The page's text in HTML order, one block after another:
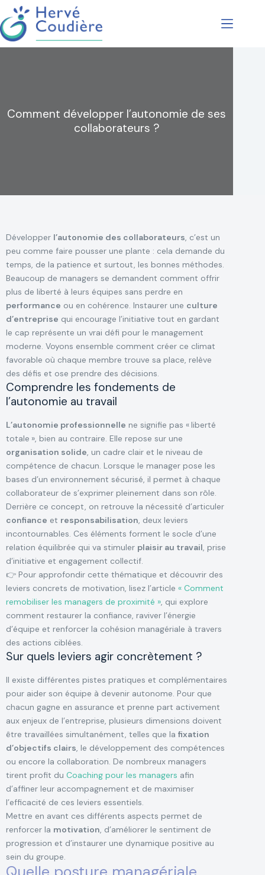
Comment développer l’autonomie de ses
collaborateurs ?
Développer l’autonomie des collaborateurs, c’est un
peu comme faire pousser une plante : cela demande du
temps, de la patience et surtout, les bonnes méthodes.
Beaucoup de managers se demandent comment offrir
plus de liberté à leurs équipes sans perdre en
performance ou en cohérence. Instaurer une culture
d’entreprise qui encourage l’initiative tout en gardant
le cap représente un vrai défi pour le management
moderne. Voyons ensemble comment créer ce climat
favorable où chaque membre trouve sa place, relève
des défis et ose prendre des décisions.
Comprendre les fondements de
l’autonomie au travail
L’autonomie professionnelle ne signifie pas « liberté
totale », bien au contraire. Elle repose sur une
organisation solide, un cadre clair et le niveau de
compétence de chacun. Lorsque le manager pose les
bases d’un environnement sécurisé, il permet à chaque
collaborateur de s’exprimer pleinement dans son rôle.
Derrière ce concept, on retrouve la nécessité d’articuler
confiance et responsabilisation, deux leviers
incontournables. Ces éléments forment le socle d’une
relation équilibrée qui va stimuler plaisir au travail, prise
d’initiative et engagement collectif.
👉 Pour approfondir cette thématique et découvrir des
leviers concrets de motivation, lisez l’article « Comment
remobiliser les managers de proximité », qui explore
comment restaurer la confiance, raviver l’énergie
d’équipe et renforcer la cohésion managériale à travers
des actions ciblées.
Sur quels leviers agir concrètement ?
Il existe différentes pistes pratiques et complémentaires
pour aider son équipe à devenir autonome. Pour que
chacun gagne en assurance et prenne part activement
aux enjeux de l’entreprise, plusieurs dimensions doivent
être travaillées simultanément, telles que la fixation
d’objectifs clairs , le développement des compétences
ou encore la collaboration. De nombreux managers
tirent profit du Coaching pour les managers afin
d’affiner leur accompagnement et de maximiser
l’efficacité de ces leviers essentiels.
Mettre en avant ces différents aspects permet de
renforcer la motivation , d’améliorer le sentiment de
progression et d’instaurer une dynamique positive au
sein du groupe.